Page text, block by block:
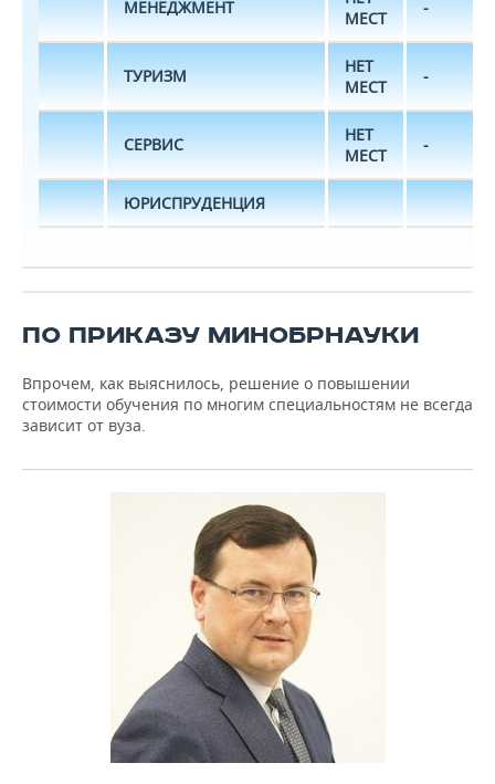
МЕНЕДЖМЕНТ
МЕСТ
-
ТУРИЗМ
НЕТ
МЕСТ
-
СЕРВИС
НЕТ
МЕСТ
-
ЮРИСПРУДЕНЦИЯ
ПО ПРИКАЗУ МИНОБРНАУКИ
Впрочем, как выяснилось, решение о повышении
стоимости обучения по многим специальностям не всегда
зависит от вуза.